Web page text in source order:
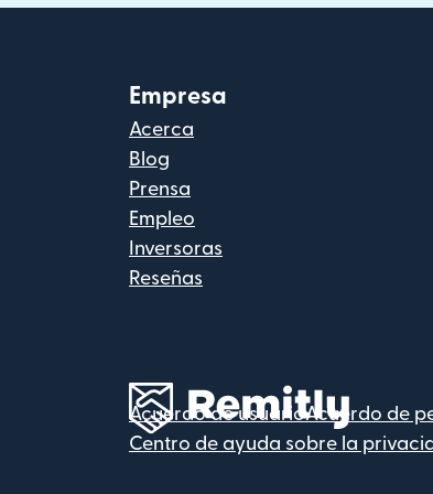
Empresa
Acerca
Blog
Prensa
Empleo
Inversoras
Reseñas
Acuerdo de usuarioAcuerdo de
Centro de ayuda sobre la